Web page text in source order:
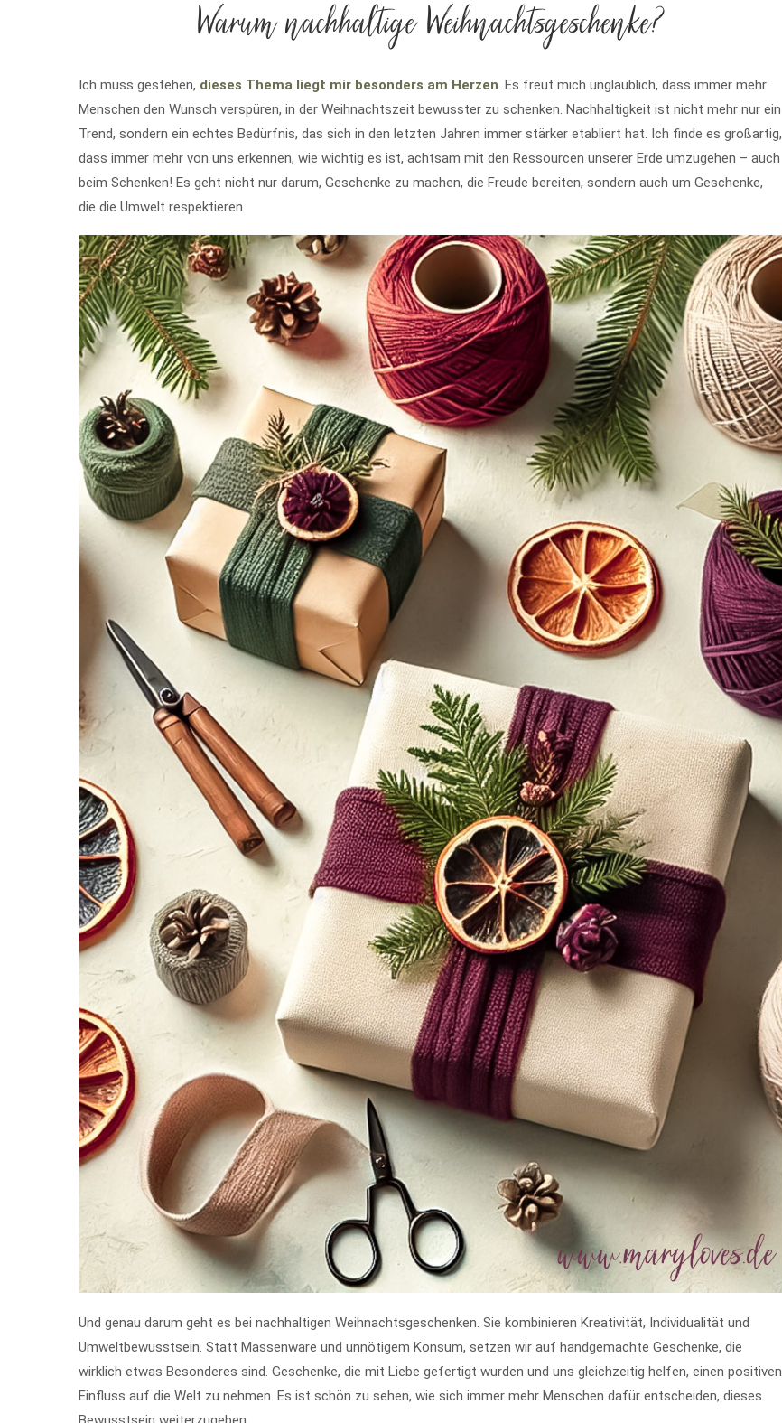
Warum nachhaltige Weihnachtsgeschenke?
Ich muss gestehen, dieses Thema liegt mir besonders am Herzen. Es freut mich unglaublich, dass immer mehr
Menschen den Wunsch verspüren, in der Weihnachtszeit bewusster zu schenken. Nachhaltigkeit ist nicht mehr nur ein
Trend, sondern ein echtes Bedürfnis, das sich in den letzten Jahren immer stärker etabliert hat. Ich finde es großartig,
dass immer mehr von uns erkennen, wie wichtig es ist, achtsam mit den Ressourcen unserer Erde umzugehen – auch
beim Schenken! Es geht nicht nur darum, Geschenke zu machen, die Freude bereiten, sondern auch um Geschenke,
die die Umwelt respektieren.
Und genau darum geht es bei nachhaltigen Weihnachtsgeschenken. Sie kombinieren Kreativität, Individualität und
Umweltbewusstsein. Statt Massenware und unnötigem Konsum, setzen wir auf handgemachte Geschenke, die
wirklich etwas Besonderes sind. Geschenke, die mit Liebe gefertigt wurden und uns gleichzeitig helfen, einen positiven
Einfluss auf die Welt zu nehmen. Es ist schön zu sehen, wie sich immer mehr Menschen dafür entscheiden, dieses